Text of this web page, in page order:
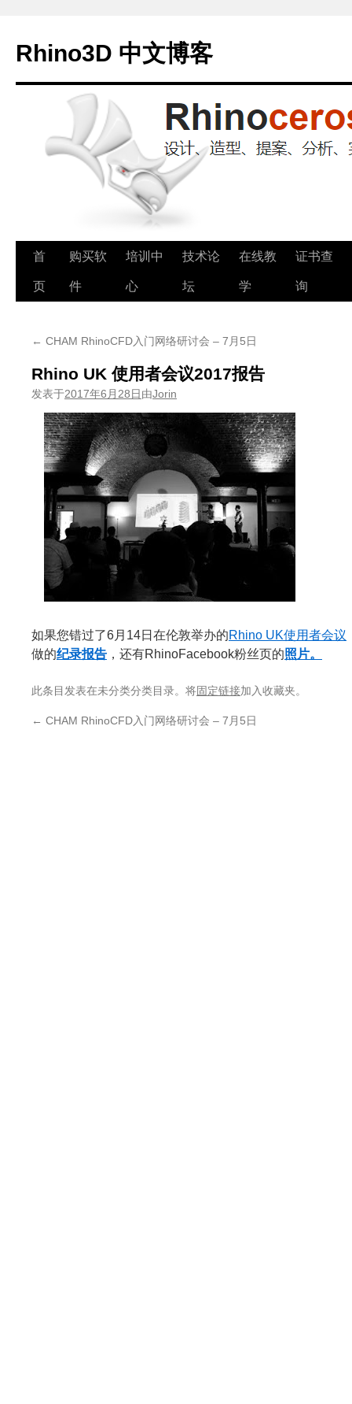
Rhino3D 中文博客
跳
至
首
页
购买软
件
培训中
心
技术论
坛
在线教
学
证书查
询
← CHAM RhinoCFD入门网络研讨会 – 7月5日
Rhino UK 使用者会议2017报告
发表于2017年6月28日由Jorin
如果您错过了6月14日在伦敦举办的Rhino UK使用者会议
做的纪录报告 ，还有RhinoFacebook粉丝页的照片。
此条目发表在未分类分类目录。将固定链接加入收藏夹。
← CHAM RhinoCFD入门网络研讨会 – 7月5日